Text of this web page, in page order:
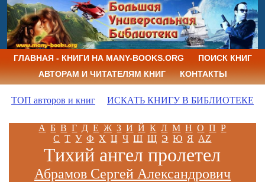
ГЛАВНАЯ - КНИГИ НА MANY-BOOKS.ORG
ПОИСК КНИГ
АВТОРАМ И ЧИТАТЕЛЯМ КНИГ
КОНТАКТЫ
ТОП авторов и книг ИСКАТЬ КНИГУ В БИБЛИОТЕКЕ
А Б В Г Д Е Ж З И Й К Л М Н О П Р
С Т У Ф Х Ц Ч Ш Щ Э Ю Я AZ
Тихий ангел пролетел
Абрамов Сергей Александрович